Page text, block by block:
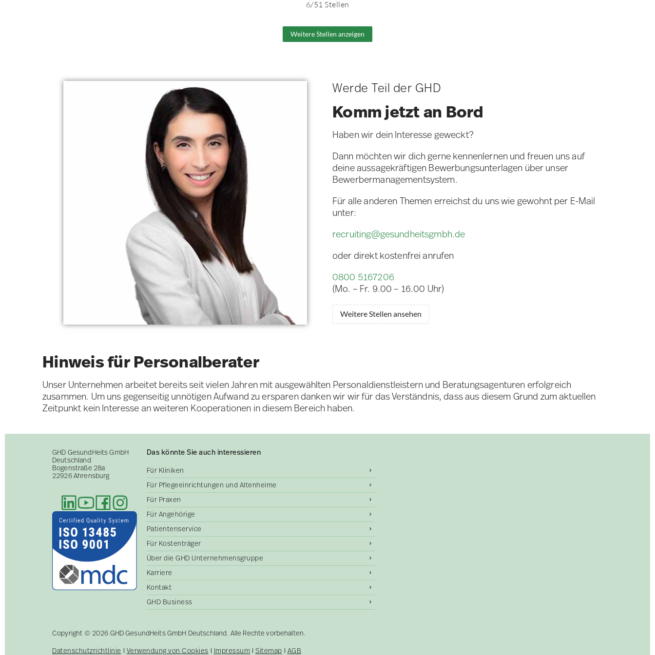
6/51 Stellen
Weitere Stellen anzeigen
Werde Teil der GHD
Komm jetzt an Bord
Haben wir dein Interesse geweckt?
Dann möchten wir dich gerne kennenlernen und freuen uns auf
deine aussagekräftigen Bewerbungsunterlagen über unser
Bewerbermanagementsystem.
Für alle anderen Themen erreichst du uns wie gewohnt per E-Mail
unter:
recruiting@gesundheitsgmbh.de
oder direkt kostenfrei anrufen
0800 5167206
(Mo. – Fr. 9.00 – 16.00 Uhr)
Weitere Stellen ansehen
Hinweis für Personalberater
Unser Unternehmen arbeitet bereits seit vielen Jahren mit ausgewählten Personaldienstleistern und Beratungsagenturen erfolgreich
zusammen. Um uns gegenseitig unnötigen Aufwand zu ersparen danken wir wir für das Verständnis, dass aus diesem Grund zum aktuellen
Zeitpunkt kein Interesse an weiteren Kooperationen in diesem Bereich haben.
GHD GesundHeits GmbH
Deutschland
Bogenstraße 28a
22926 Ahrensburg
Das könnte Sie auch interessieren
Für Kliniken
Für Pflegeeinrichtungen und Altenheime
Für Praxen
Für Angehörige
Patientenservice
Für Kostenträger
Über die GHD Unternehmensgruppe
Karriere
Kontakt
GHD Business
Copyright © 2026 GHD GesundHeits GmbH Deutschland. Alle Rechte vorbehalten.
Datenschutzrichtlinie
Verwendung von Cookies Impressum Sitemap AGB